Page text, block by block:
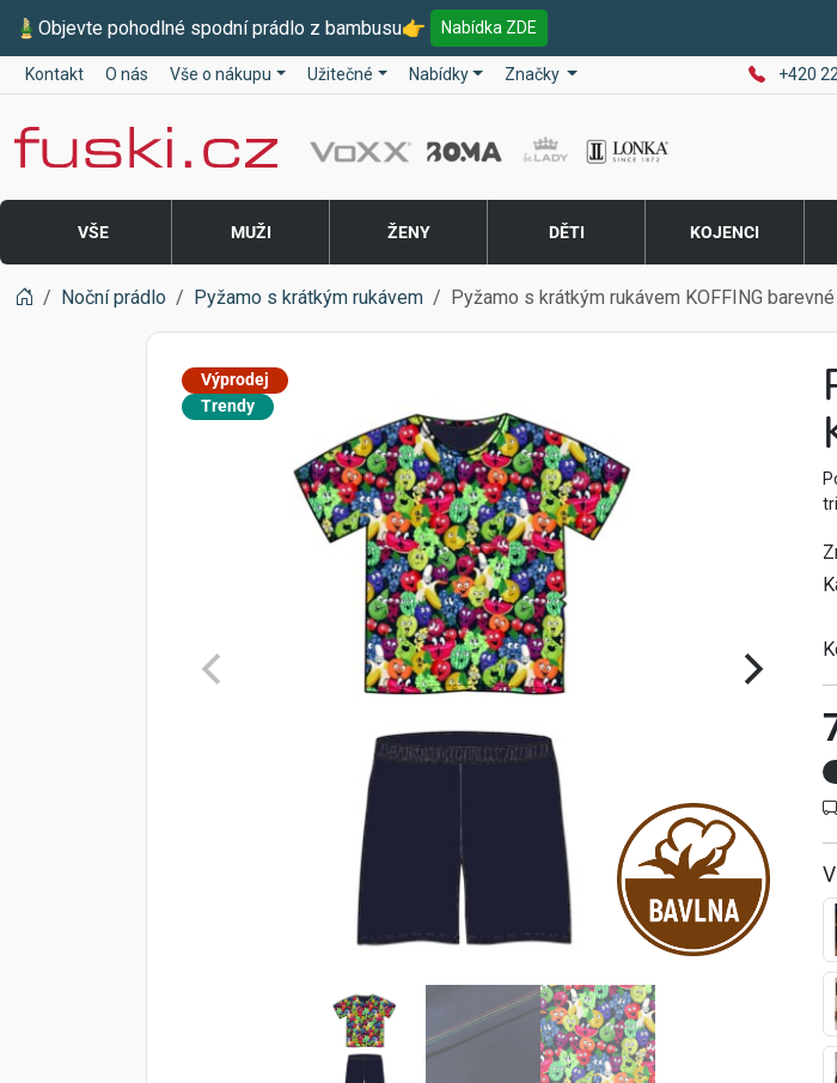
🎍 Objevte pohodlné spodní prádlo z bambusu👉 Nabídka ZDE
Kontakt O nás Vše o nákupu Užitečné Nabídky Značky +420
Fuski BOMA
VŠE MUŽI ŽENY DĚTI KOJENCI
Noční prádlo Pyžamo s krátkým rukávem Pyžamo s krátkým rukávem KOFFING barevné
Výprodej
Trendy